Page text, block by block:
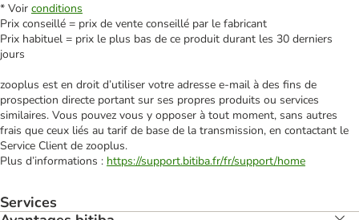
* Voir conditions
Prix conseillé = prix de vente conseillé par le fabricant
Prix habituel = prix le plus bas de ce produit durant les 30 derniers
jours
zooplus est en droit d’utiliser votre adresse e‑mail à des fins de
prospection directe portant sur ses propres produits ou services
similaires. Vous pouvez vous y opposer à tout moment, sans autres
frais que ceux liés au tarif de base de la transmission, en contactant le
Service Client de zooplus.
Plus d’informations : https://support.bitiba.fr/fr/support/home
Services